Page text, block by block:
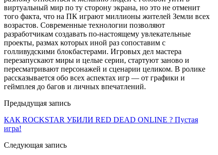
виртуальный мир по ту сторону экрана, но это не отменит
того факта, что на ПК играют миллионы жителей Земли всех
возрастов. Современные технологии позволяют
разработчикам создавать по-настоящему увлекательные
проекты, размах которых иной раз сопоставим с
голливудскими блокбастерами. Игровых дел мастера
перезапускают миры и целые серии, стартуют заново и
пересматривают персонажей и сценарии целиком. В ролике
рассказывается обо всех аспектах игр — от графики и
геймплея до багов и личных впечатлений.
Предыдущая запись
КАК ROCKSTAR УБИЛИ RED DEAD ONLINE ? Пустая
игра!
Следующая запись